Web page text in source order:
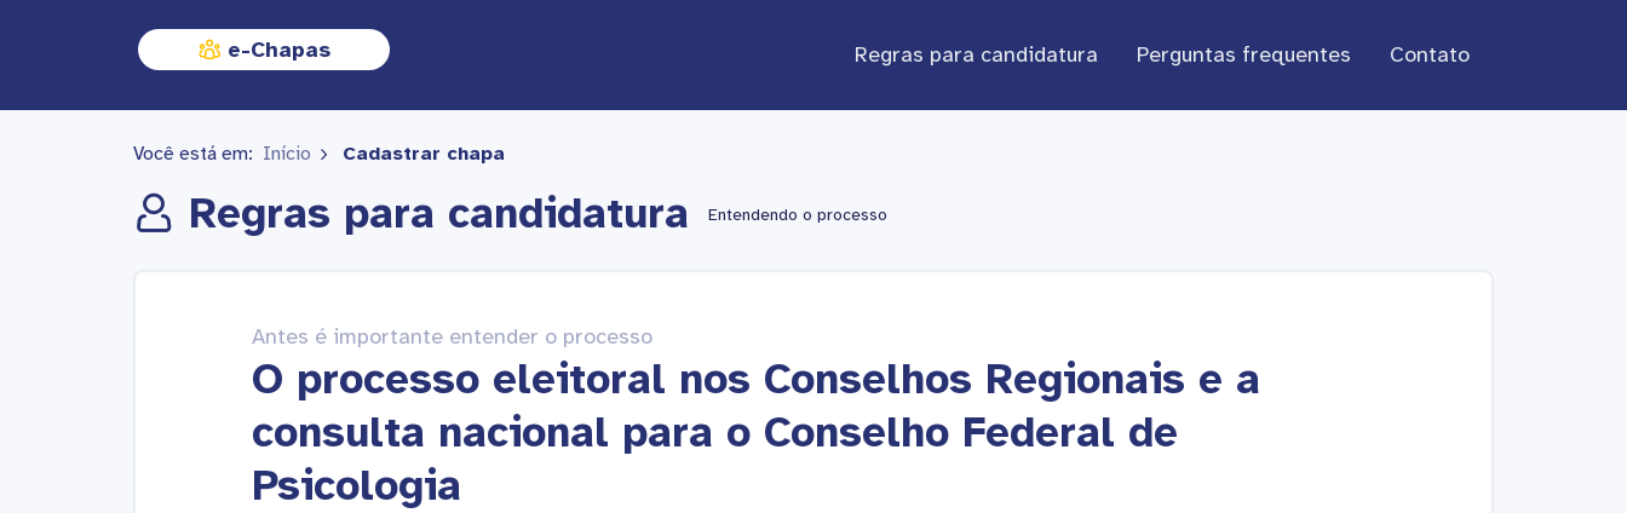
e-Chapas Regras para candidatura Perguntas frequentes Contato
Você está em: Início Cadastrar chapa
Regras para candidatura Entendendo o processo
Antes é importante entender o processo
O processo eleitoral nos Conselhos Regionais e a
consulta nacional para o Conselho Federal de
Psicologia